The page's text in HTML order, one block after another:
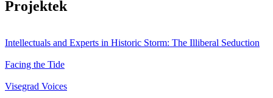
Projektek
Intellectuals and Experts in Historic Storm: The Illiberal Seduction
Facing the Tide
Visegrad Voices